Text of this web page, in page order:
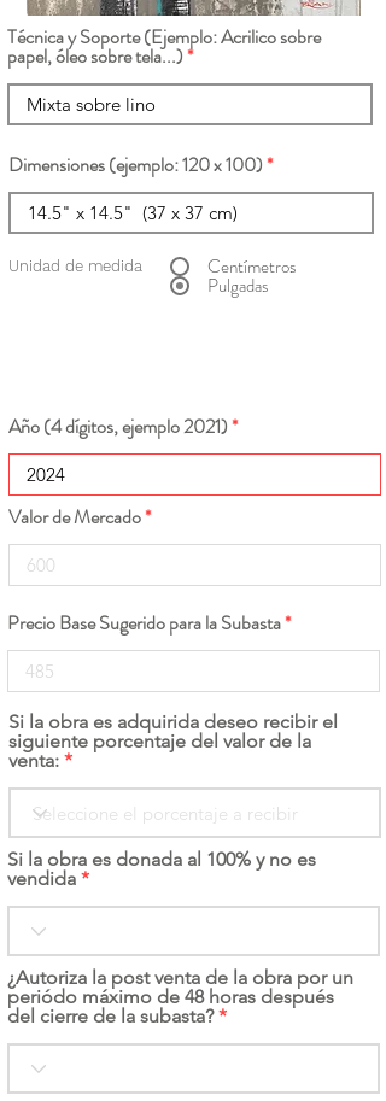
Técnica y Soporte (Ejemplo: Acrilico sobre
papel, óleo sobre tela...)
Dimensiones (ejemplo: 120 x 100)
Unidad de medida Centímetros
Pulgadas
Año (4 dígitos, ejemplo 2021)
Valor de Mercado
Precio Base Sugerido para la Subasta
Si la obra es adquirida deseo recibir el
siguiente porcentaje del valor de la
venta:
Si la obra es donada al 100% y no es
vendida
¿Autoriza la post venta de la obra por un
periódo máximo de 48 horas después
del cierre de la subasta?